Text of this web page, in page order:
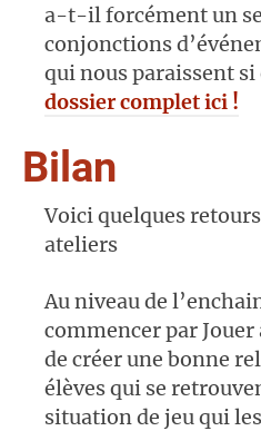
a-t-il forcément un
conjonctions
qui nous paraissent
dossier complet ici !
Bilan
Voici quelques
ateliers
Au niveau de
commencer par
de créer une bonne
élèves qui se
situation de jeu qui